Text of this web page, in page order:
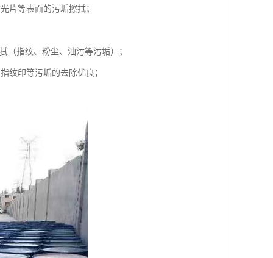
片等表面的污垢擦拭；
（指纹、粉尘、油污等污垢）；
纹印等污垢的去除优良；